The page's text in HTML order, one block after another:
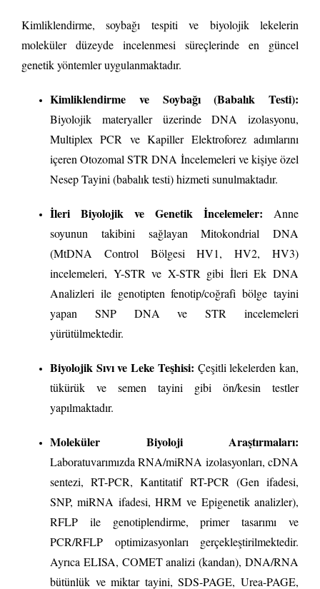
Kimliklendirme, soybağı tespiti ve biyolojik lekelerin
moleküler düzeyde incelenmesi süreçlerinde en güncel
genetik yöntemler uygulanmaktadır.
Kimliklendirme ve Soybağı (Babalık Testi):
Biyolojik materyaller üzerinde DNA izolasyonu,
Multiplex PCR ve Kapiller Elektroforez adımlarını
içeren Otozomal STR DNA İncelemeleri ve kişiye özel
Nesep Tayini (babalık testi) hizmeti sunulmaktadır.
İleri Biyolojik ve Genetik İncelemeler: Anne
soyunun takibini sağlayan Mitokondrial DNA
(MtDNA Control Bölgesi HV1, HV2, HV3)
incelemeleri, Y-STR ve X-STR gibi İleri Ek DNA
Analizleri ile genotipten fenotip/coğrafi bölge tayini
yapan SNP DNA ve STR incelemeleri
yürütülmektedir.
Biyolojik Sıvı ve Leke Teşhisi: Çeşitli lekelerden kan,
tükürük ve semen tayini gibi ön/kesin testler
yapılmaktadır.
Moleküler Biyoloji Araştırmaları:
Laboratuvarımızda RNA/miRNA izolasyonları, cDNA
sentezi, RT-PCR, Kantitatif RT-PCR (Gen ifadesi,
SNP, miRNA ifadesi, HRM ve Epigenetik analizler),
RFLP ile genotiplendirme, primer tasarımı ve
PCR/RFLP optimizasyonları gerçekleştirilmektedir.
Ayrıca ELISA, COMET analizi (kandan), DNA/RNA
bütünlük ve miktar tayini, SDS-PAGE, Urea-PAGE,